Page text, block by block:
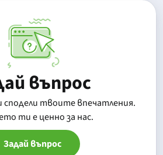
въпрос
сподели твоите впечатления.
ти е ценно за нас.
Задай въпрос